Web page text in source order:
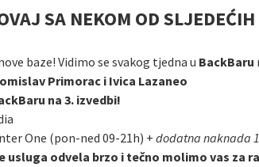
SA NEKOM OD
baze! Vidimo se svakog tjedna u BackBaru
Primorac i Ivica Lazaneo
na 3. izvedbi!
One (pon-ned 09-21h) +dodatna naknada
usluga odvela brzo i tečno molimo vas za